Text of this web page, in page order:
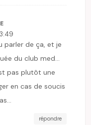
parler de ça, et je
du club med…
pas plutôt une
en cas de soucis
répondre